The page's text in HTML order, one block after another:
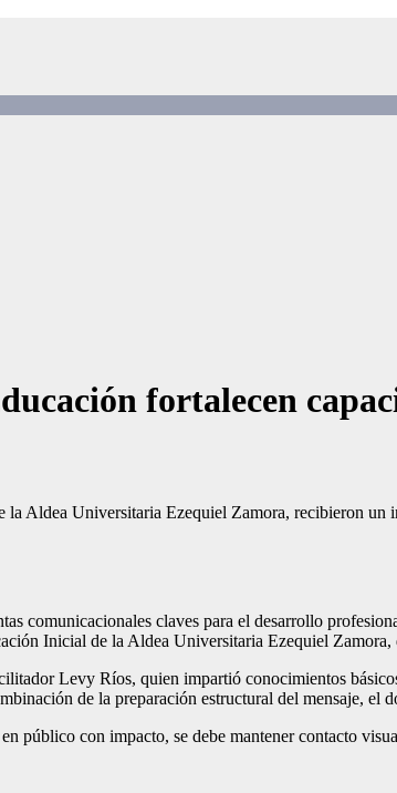
fortalecen
la Aldea Universitaria Ezequiel Zamora, recibieron un
comunicacionales claves para el desarrollo
Inicial de la Aldea Universitaria Ezequiel
Levy Ríos, quien impartió conocimientos
de la preparación estructural del mensaje,
público con impacto, se debe mantener contacto